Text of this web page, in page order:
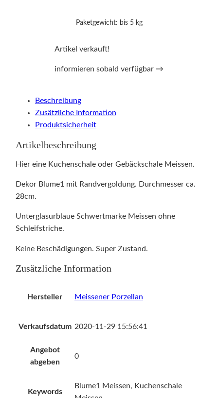
Paketgewicht: bis 5 kg
Artikel verkauft!
informieren sobald verfügbar →
Beschreibung
Zusätzliche Information
Produktsicherheit
Artikelbeschreibung
Hier eine Kuchenschale oder Gebäckschale Meissen.
Dekor Blume1 mit Randvergoldung. Durchmesser ca.
28cm.
Unterglasurblaue Schwertmarke Meissen ohne
Schleifstriche.
Keine Beschädigungen. Super Zustand.
Zusätzliche Information
Hersteller Meissener Porzellan
Verkaufsdatum 2020-11-29 15:56:41
Angebot
abgeben
0
Keywords
Blume1 Meissen, Kuchenschale